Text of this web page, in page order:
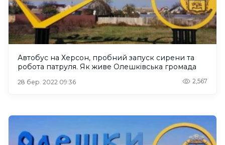
Автобус на Херсон, пробний запуск сирени та
робота патруля. Як живе Олешківська громада
28 бер. 2022 09:36 2,567